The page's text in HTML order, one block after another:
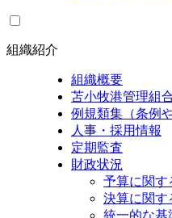
組織紹介
組織概要
苫小牧港管理組
例規類集（条例
人事・採用情報
定期監査
財政状況
予算に関す
決算に関す
統一的な基